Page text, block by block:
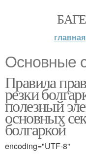
главная
Основные
Правила
резки
полезный
основных
болгаркой
encoding="UTF-8"